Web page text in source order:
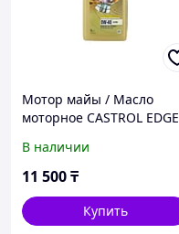
Мотор майы / Масло
моторное CASTROL EDGE
В наличии
11 500₸
Купить